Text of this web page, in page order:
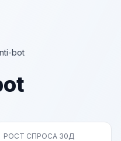
bot
РОСТ СПРОСА 30Д